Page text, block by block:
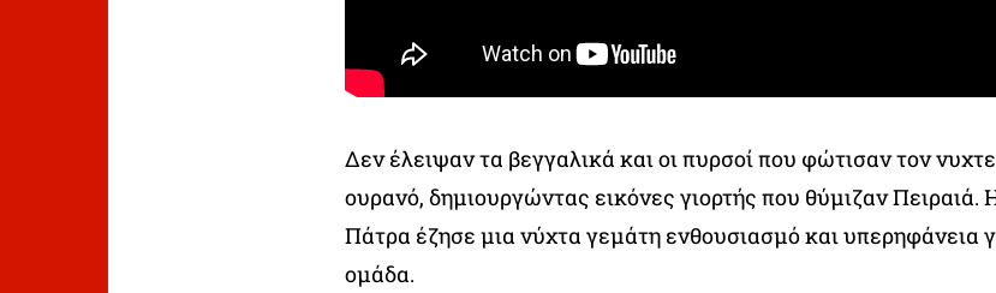
Δεν έλειψαν τα βεγγαλικά και οι πυρσοί που φώτισαν τον
ουρανό, δημιουργώντας εικόνες γιορτής που θύμιζαν Πειραιά.
Πάτρα έζησε μια νύχτα γεμάτη ενθουσιασμό και υπερηφάνεια
ομάδα.